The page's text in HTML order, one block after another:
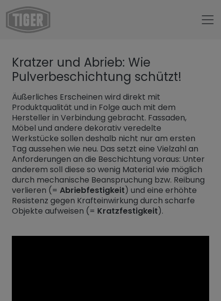
Über uns
Untermenü öffnen für „TIGER Group“
Blog
Untermenü öffnen für „TIGER Blog“
Kratzer und Abrieb: Wie Pulverbeschichtung schützt!
Kratzer und Abrieb: Wie
Pulverbeschichtung schützt!
Äußerliches Erscheinen wird direkt mit
Produktqualität und in Folge auch mit dem
Hersteller in Verbindung gebracht. Fassaden,
Möbel und andere dekorativ veredelte
Werkstücke sollen deshalb nicht nur am ersten
Tag aussehen wie neu. Das setzt eine Vielzahl an
Anforderungen an die Beschichtung voraus: Unter
anderem soll diese so wenig Material wie möglich
durch mechanische Beanspruchung bzw. Reibung
verlieren (= Abriebfestigkeit) und eine erhöhte
Resistenz gegen Krafteinwirkung durch scharfe
Objekte aufweisen (= Kratzfestigkeit).